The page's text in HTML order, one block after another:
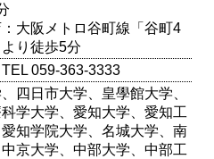
大阪メトロ谷町線「谷町4
り徒歩5分
059-363-3333
四日市大学、皇學館大学、
学大学、愛知大学、愛知工
知学院大学、名城大学、南
京大学、中部大学、中部工